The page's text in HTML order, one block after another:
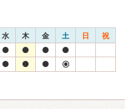
水 木 金 土 日 祝